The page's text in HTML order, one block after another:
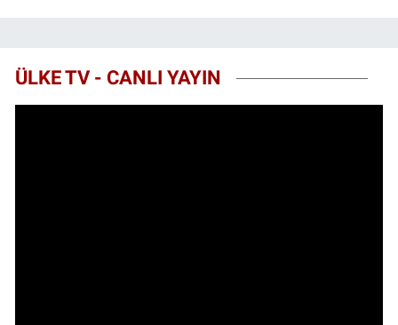
ÜLKE TV - CANLI YAYIN